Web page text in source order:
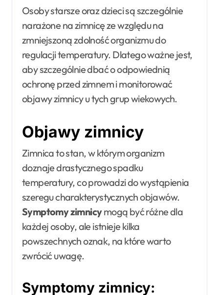
Osoby starsze oraz dzieci są szczególnie
narażone na zimnicę ze względu na
zmniejszoną zdolność organizmu do
regulacji temperatury. Dlatego ważne jest,
aby szczególnie dbać o odpowiednią
ochronę przed zimnem i monitorować
objawy zimnicy u tych grup wiekowych.
Objawy zimnicy
Zimnica to stan, w którym organizm
doznaje drastycznego spadku
temperatury, co prowadzi do wystąpienia
szeregu charakterystycznych objawów.
Symptomy zimnicymogą być różne dla
każdej osoby, ale istnieje kilka
powszechnych oznak, na które warto
zwrócić uwagę.
Symptomy zimnicy: